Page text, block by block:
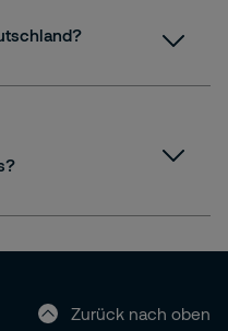
Zurück nach oben